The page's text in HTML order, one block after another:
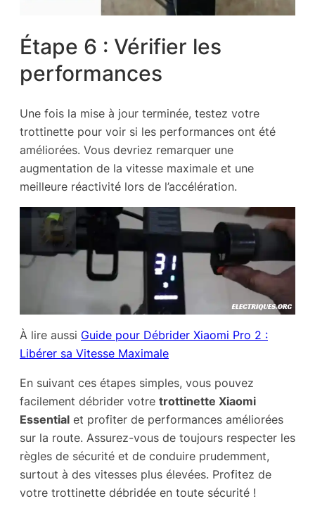
Étape 6 : Vérifier les
performances
Une fois la mise à jour terminée, testez votre
trottinette pour voir si les performances ont été
améliorées. Vous devriez remarquer une
augmentation de la vitesse maximale et une
meilleure réactivité lors de l’accélération.
À lire aussi Guide pour Débrider Xiaomi Pro 2 :
Libérer sa Vitesse Maximale
En suivant ces étapes simples, vous pouvez
facilement débrider votre trottinette Xiaomi
Essential et profiter de performances améliorées
sur la route. Assurez-vous de toujours respecter les
règles de sécurité et de conduire prudemment,
surtout à des vitesses plus élevées. Profitez de
votre trottinette débridée en toute sécurité !